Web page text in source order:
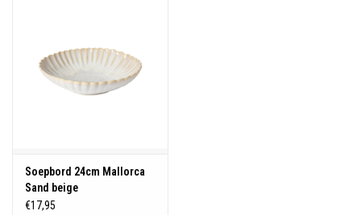
Soepbord 24cm Mallorca
Sand beige
€17,95